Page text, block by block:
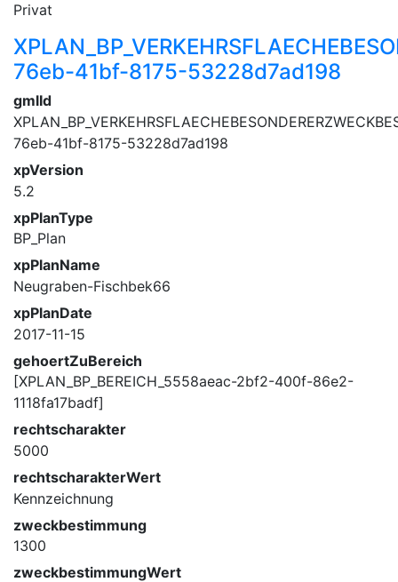
Privat
76eb-41bf-8175-53228d7ad198
gmlId
76eb-41bf-8175-53228d7ad198
xpVersion
5.2
xpPlanType
BP_Plan
xpPlanName
Neugraben-Fischbek66
xpPlanDate
2017-11-15
gehoertZuBereich
[XPLAN_BP_BEREICH_5558aeac-2bf2-400f-86e2-
1118fa17badf]
rechtscharakter
5000
rechtscharakterWert
Kennzeichnung
zweckbestimmung
1300
zweckbestimmungWert